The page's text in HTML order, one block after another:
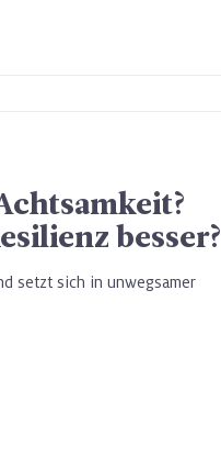
besser?
setzt sich in unwegsamer